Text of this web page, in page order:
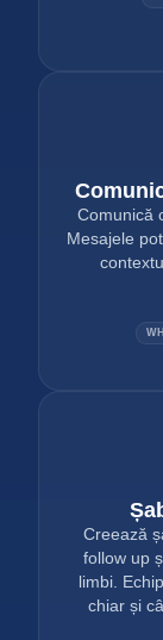
Comunică
Mesajele
Creează
follow up
limbi.
chiar și